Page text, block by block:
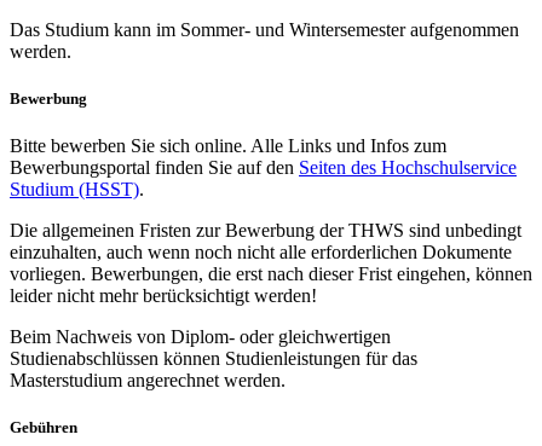
Das Studium kann im Sommer- und Wintersemester aufgenommen
werden.
Bewerbung
Bitte bewerben Sie sich online. Alle Links und Infos zum
Bewerbungsportal finden Sie auf den Seiten des Hochschulservice
Studium (HSST).
Die allgemeinen Fristen zur Bewerbung der THWS sind unbedingt
einzuhalten, auch wenn noch nicht alle erforderlichen Dokumente
vorliegen. Bewerbungen, die erst nach dieser Frist eingehen, können
leider nicht mehr berücksichtigt werden!
Beim Nachweis von Diplom- oder gleichwertigen
Studienabschlüssen können Studienleistungen für das
Masterstudium angerechnet werden.
Gebühren